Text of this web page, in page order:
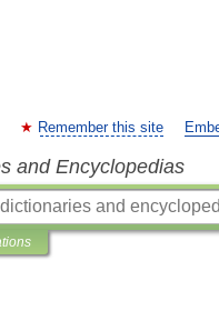
Remember this site
and Encyclopedias